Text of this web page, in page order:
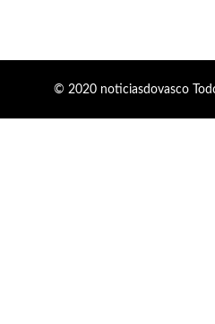
© 2020 noticiasdovasco